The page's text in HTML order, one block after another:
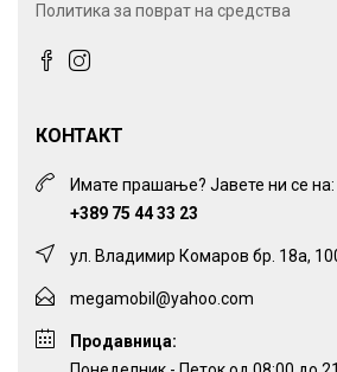
Политика за поврат на средства
КОНТАКТ
Имате прашање? Јавете ни се на:
+389 75 44 33 23
ул. Владимир Комаров бр. 18а,
megamobil@yahoo.com
Продавница: